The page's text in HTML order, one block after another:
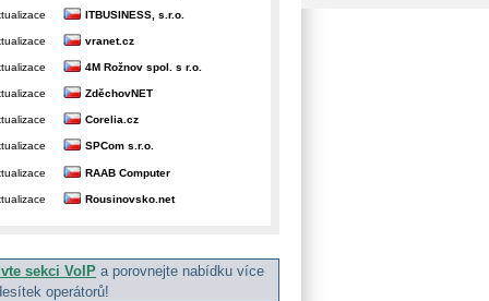
ITBUSINESS, s.r.o.
vranet.cz
4M Rožnov spol. s r.o.
ZděchovNET
Corelia.cz
SPCom s.r.o.
RAAB Computer
Rousinovsko.net
sekci VoIP a porovnejte nabídku více
operátorů!